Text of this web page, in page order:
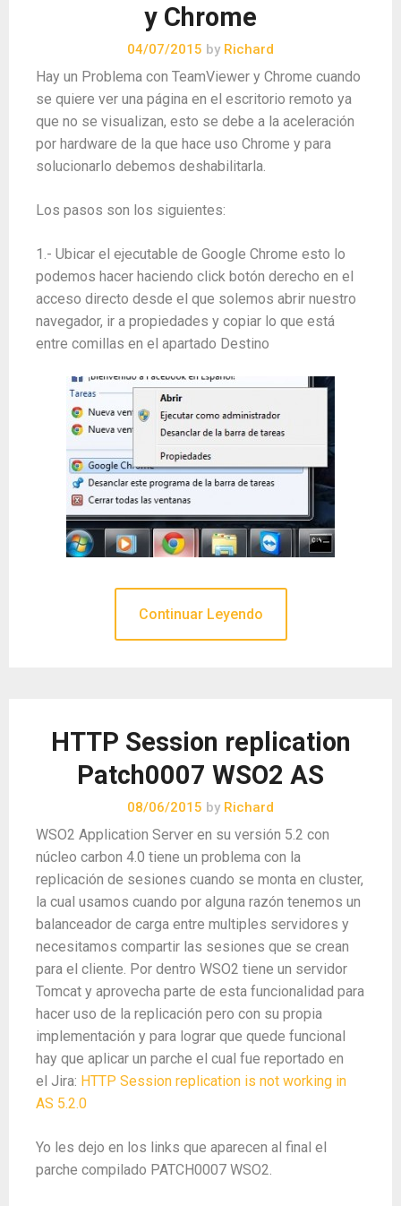
y Chrome
04/07/2015 by Richard
Hay un Problema con TeamViewer y Chrome cuando
se quiere ver una página en el escritorio remoto ya
que no se visualizan, esto se debe a la aceleración
por hardware de la que hace uso Chrome y para
solucionarlo debemos deshabilitarla.
Los pasos son los siguientes:
1.- Ubicar el ejecutable de Google Chrome esto lo
podemos hacer haciendo click botón derecho en el
acceso directo desde el que solemos abrir nuestro
navegador, ir a propiedades y copiar lo que está
entre comillas en el apartado Destino
Continuar Leyendo
HTTP Session replication
Patch0007 WSO2 AS
08/06/2015 by Richard
WSO2 Application Server en su versión 5.2 con
núcleo carbon 4.0 tiene un problema con la
replicación de sesiones cuando se monta en cluster,
la cual usamos cuando por alguna razón tenemos un
balanceador de carga entre multiples servidores y
necesitamos compartir las sesiones que se crean
para el cliente. Por dentro WSO2 tiene un servidor
Tomcat y aprovecha parte de esta funcionalidad para
hacer uso de la replicación pero con su propia
implementación y para lograr que quede funcional
hay que aplicar un parche el cual fue reportado en
el Jira: HTTP Session replication is not working in
AS 5.2.0
Yo les dejo en los links que aparecen al final el
parche compilado PATCH0007 WSO2.